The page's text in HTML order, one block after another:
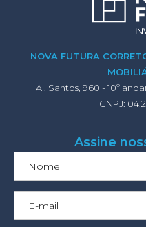
NOVA FUTURA
Al. Santos, 960 - 10º
CNPJ:
Assine